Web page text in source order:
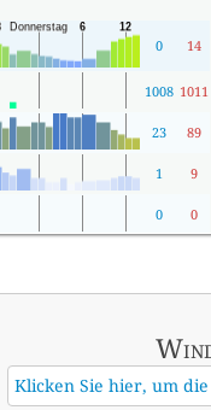
0 14
1008 1011
23 89
1 9
0 0
Klicken Sie hier, um